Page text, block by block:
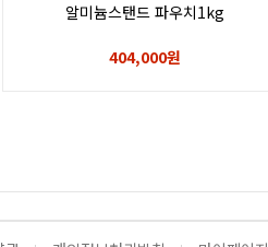
알미늄스탠드 파우치1kg
404,000원